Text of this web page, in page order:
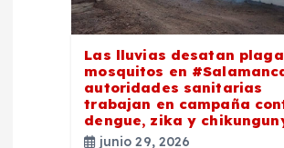
Las lluvias desatan
mosquitos en
autoridades sanitarias
trabajan en campaña
dengue, zika y
junio 29, 2026